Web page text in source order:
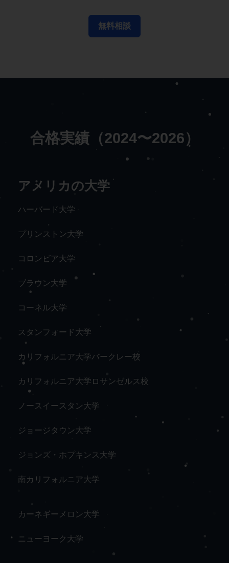
無料相談
合格実績（2024〜2026）
アメリカの大学
ハーバード大学
プリンストン大学
コロンビア大学
ブラウン大学
コーネル大学
スタンフォード大学
カリフォルニア大学バークレー校
カリフォルニア大学ロサンゼルス校
ノースイースタン大学
ジョージタウン大学
ジョンズ・ホプキンス大学
南カリフォルニア大学
カーネギーメロン大学
ニューヨーク大学